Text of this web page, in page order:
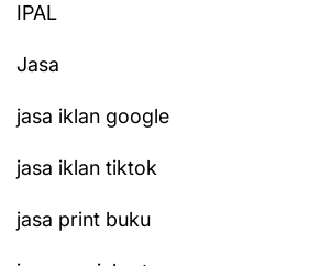
IPAL
Jasa
jasa iklan google
jasa iklan tiktok
jasa print buku